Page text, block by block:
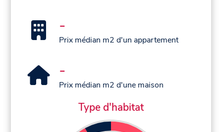
-
Prix médian m2 d'un appartement
-
Prix médian m2 d'une maison
Type d'habitat